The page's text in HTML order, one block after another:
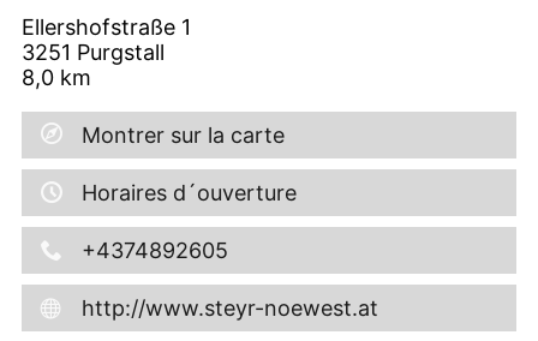
Ellershofstraße 1
3251 Purgstall
8,0 km
Montrer sur la carte
Horaires d´ouverture
+4374892605
http://www.steyr-noewest.at